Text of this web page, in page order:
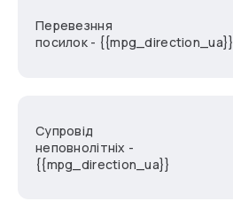
Перевезння
посилок - {{mpg_direction_ua}}
Супровід
неповнолітніх -
{{mpg_direction_ua}}